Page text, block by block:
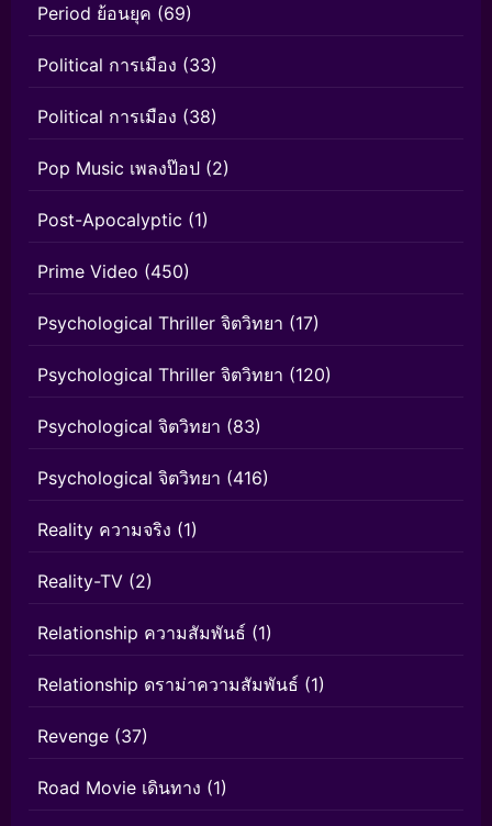
Period ย้อนยุค (69)
Political การเมือง (33)
Political การเมือง (38)
Pop Music เพลงป๊อป (2)
Post-Apocalyptic (1)
Prime Video (450)
Psychological Thriller จิตวิทยา (17)
Psychological Thriller จิตวิทยา (120)
Psychological จิตวิทยา (83)
Psychological จิตวิทยา (416)
Reality ความจริง (1)
Reality-TV (2)
Relationship ความสัมพันธ์ (1)
Relationship ดราม่าความสัมพันธ์ (1)
Revenge (37)
Road Movie เดินทาง (1)